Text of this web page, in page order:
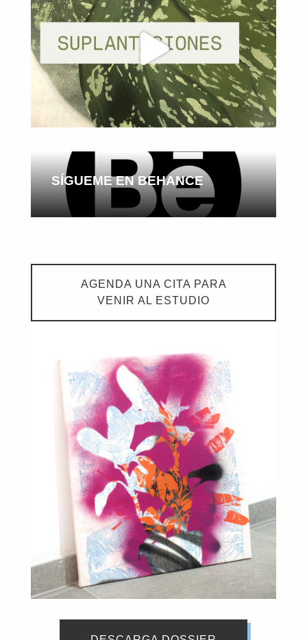
SÍGUEME EN BEHANCE
AGENDA UNA CITA PARA
VENIR AL ESTUDIO